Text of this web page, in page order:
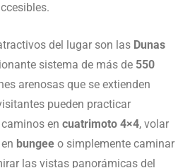
del lugar son las Dunas
sistema de más de 550
arenosas que se extienden
pueden practicar
en cuatrimoto 4×4, volar
bungee o simplemente caminar
las vistas panorámicas del